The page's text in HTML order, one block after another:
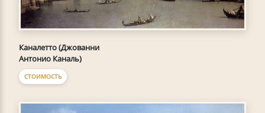
Каналетто (Джованни
Антонио Каналь)
СТОИМОСТЬ